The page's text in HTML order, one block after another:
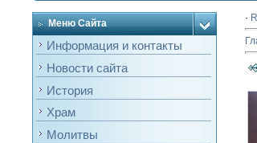
Меню Сайта
Информация и контакты
Новости сайта
История
Храм
Молитвы
·